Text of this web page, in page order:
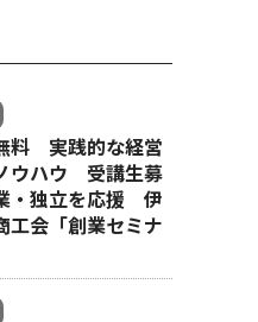
料 実践的な経営
ウハウ 受講生募
・独立を応援 伊
工会「創業セミナ